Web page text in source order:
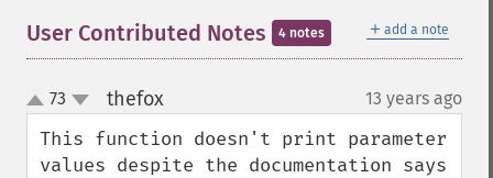
＋ add a note
User Contributed Notes 4 notes
up
down
73 thefox¶ 13 years ago
This function doesn't print parameter
values despite the documentation says